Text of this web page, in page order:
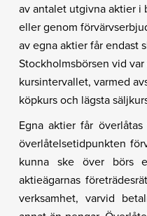
av antalet utgivna aktier i
eller genom
av egna aktier får endast
Stockholmsbörsen vid
kursintervallet, varmed
köpkurs och lägsta
Egna aktier får
överlåtelsetidpunkten
kunna ske över börs
aktieägarnas
verksamhet, varvid